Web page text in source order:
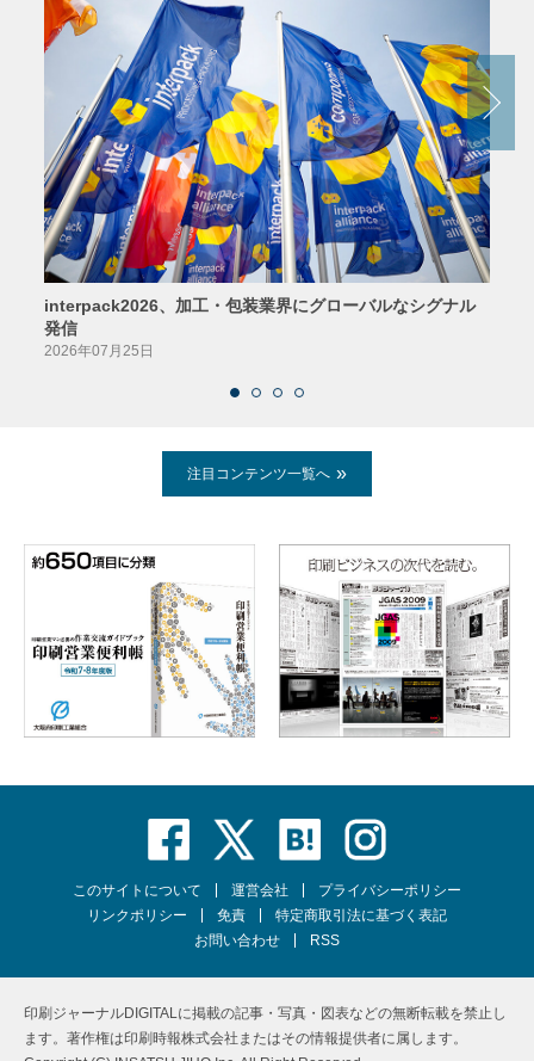
interpack2026、加工・包装業界にグローバルなシグナル
発信
2026年07月25日
注目コンテンツ一覧へ
このサイトについて 運営会社
プライバシーポリシー
リンクポリシー
免責
特定商取引法に基づく表記
お問い合わせ
RSS
印刷ジャーナルDIGITALに掲載の記事・写真・図表などの無断転載を禁止し
ます。著作権は印刷時報株式会社またはその情報提供者に属します。